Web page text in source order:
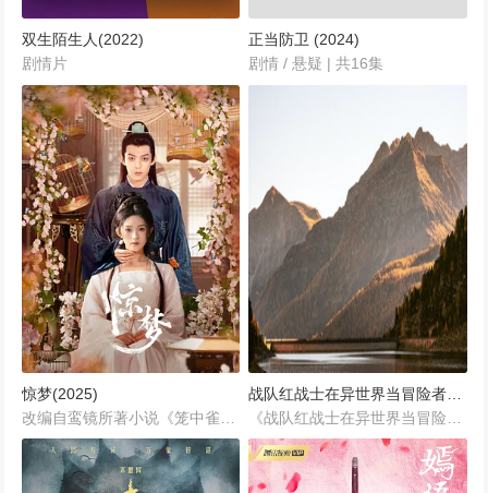
双生陌生人(2022)
剧情片
正当防卫 (2024)
剧情 / 悬疑 | 共16集
惊梦(2025)